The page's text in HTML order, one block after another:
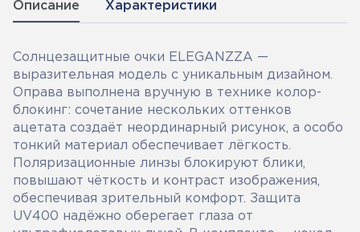
Описание Характеристики
Солнцезащитные очки ELEGANZZA —
выразительная модель с уникальным дизайном.
Оправа выполнена вручную в технике колор-
блокинг: сочетание нескольких оттенков
ацетата создаёт неординарный рисунок, а особо
тонкий материал обеспечивает лёгкость.
Поляризационные линзы блокируют блики,
повышают чёткость и контраст изображения,
обеспечивая зрительный комфорт. Защита
UV400 надёжно оберегает глаза от